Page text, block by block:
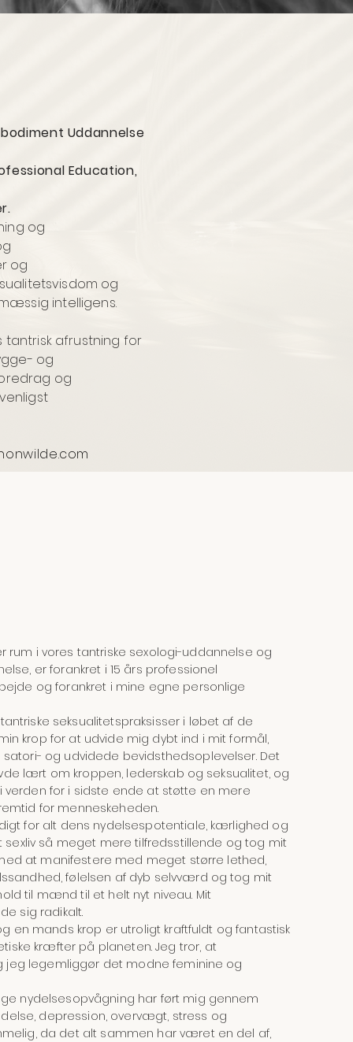
Uddannelse
Education,
og
og
og
intelligens.
tantrisk afrustning for
og
og
rum i vores tantriske sexologi-uddannelse og
er forankret i 15 års professionel
og forankret i mine egne personlige
seksualitetspraksisser i løbet af de
krop for at udvide mig dybt ind i mit formål,
og udvidede bevidsthedsoplevelser. Det
lært om kroppen, lederskab og seksualitet, og
verden for i sidste ende at støtte en mere
for menneskeheden.
for alt dens nydelsespotentiale, kærlighed og
så meget mere tilfredsstillende og tog mit
at manifestere med meget større lethed,
følelsen af dyb selvværd og tog mit
til mænd til et helt nyt niveau. Mit
sig radikalt.
en mands krop er utroligt kraftfuldt og fantastisk
kræfter på planeten. Jeg tror, at
jeg legemliggør det modne feminine og
nydelsesopvågning har ført mig gennem
depression, overvægt, stress og
da det alt sammen har været en del af,